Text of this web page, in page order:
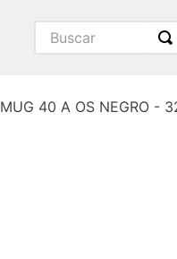
Buscar
MUG 40 A OS NEGRO -